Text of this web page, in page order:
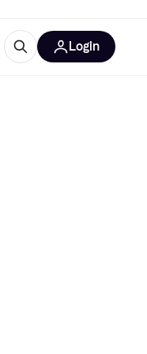
Login